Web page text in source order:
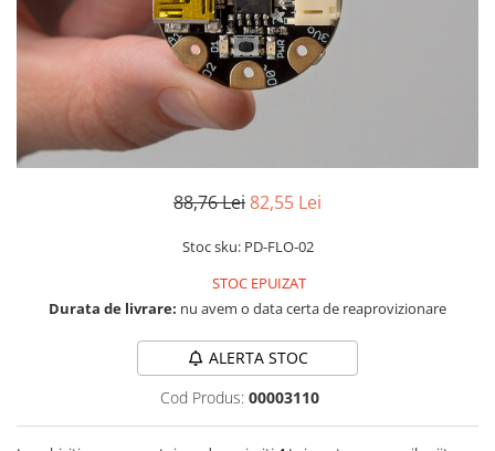
RS-232
RS-485
Telecomenzi
Motor 25D
Motor 37D
Motoreductor plastic
Stepper
Sub-Micro
Tamiya
Servomotoare
Micro:bit
Nvidia
Olinuxino
Photon
PIC
Platforme de dezvoltare
PIR
Radar
Sonar
Sunet
Tensiune
88,76 Lei82,55 Lei
Stoc sku: PD-FLO-02
STOC EPUIZAT
Durata de livrare: nu avem o data certa de reaprovizionare
ALERTA STOC
Cod Produs: 00003110